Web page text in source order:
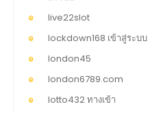
live22slot
lockdown168 เข้าสู่ระบบ
london45
london6789.com
lotto432 ทางเข้า